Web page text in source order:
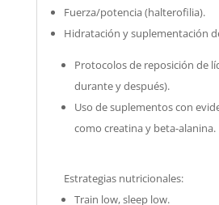
Fuerza/potencia (halterofilia).
Hidratación y suplementación
Protocolos de reposición de
durante y después).
Uso de suplementos con
como creatina y beta-alanina.
Estrategias nutricionales:
Train low, sleep low.